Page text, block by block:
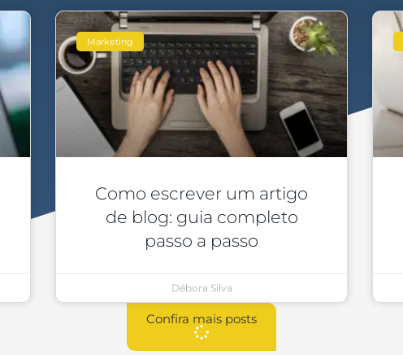
Marketing
Como escrever um artigo
de blog: guia completo
passo a passo
Débora Silva
Confira mais posts